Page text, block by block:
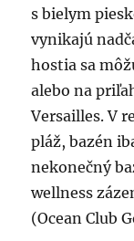
s bielym
vynikajú
hostia sa
alebo na
Versailles. V
pláž, bazén
nekonečný
wellness
(Ocean Club